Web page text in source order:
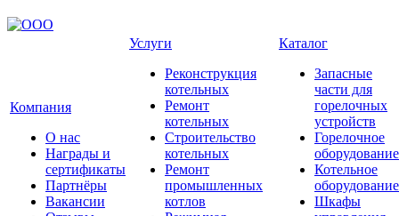
Компания
О нас
Награды и
сертификаты
Партнёры
Вакансии
Услуги
Реконструкция
котельных
Ремонт
котельных
Строительство
котельных
Ремонт
промышленных
котлов
Каталог
Запасные
части для
горелочных
устройств
Горелочное
оборудование
Котельное
оборудование
Шкафы